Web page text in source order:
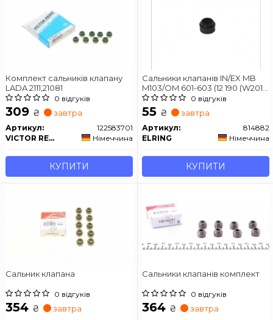
Комплект сальників клапану
LADA 2111,21081
0 відгуків
309 ₴ завтра
Артикул:
122583701
VICTOR REINZ
Німеччина
КУПИТИ
Сальники клапанів IN/EX MB
M103/OM 601-603 (12 190 (W201),
C (W202), E (W124), G (W460,
W461, W463), S (W126), V (638/2),
W124, T1/T2, Sprinter, Vario, Vito
2.0D-5.5 08.72-
0 відгуків
55 ₴ завтра
Артикул:
814882
ELRING
Німеччина
КУПИТИ
Сальник клапана
0 відгуків
354 ₴ завтра
Сальники клапанів комплект
0 відгуків
364 ₴ завтра